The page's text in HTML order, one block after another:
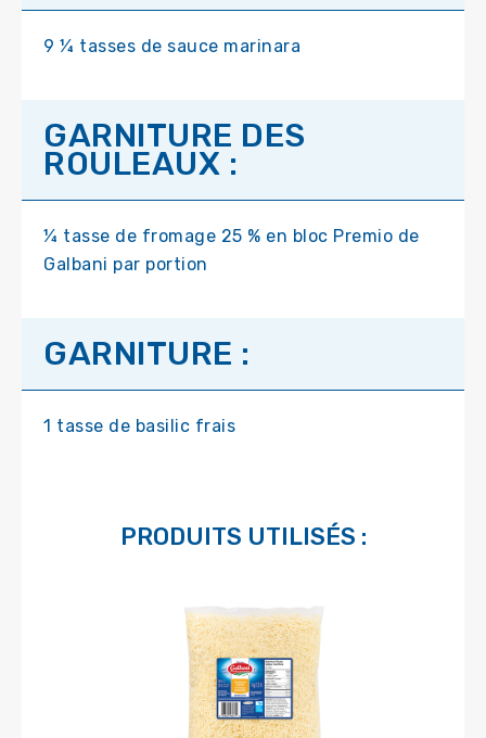
9 ¼ tasses de sauce marinara
GARNITURE DES
ROULEAUX :
¼ tasse de fromage 25 % en bloc Premio de
Galbani par portion
GARNITURE :
1 tasse de basilic frais
PRODUITS UTILISÉS :